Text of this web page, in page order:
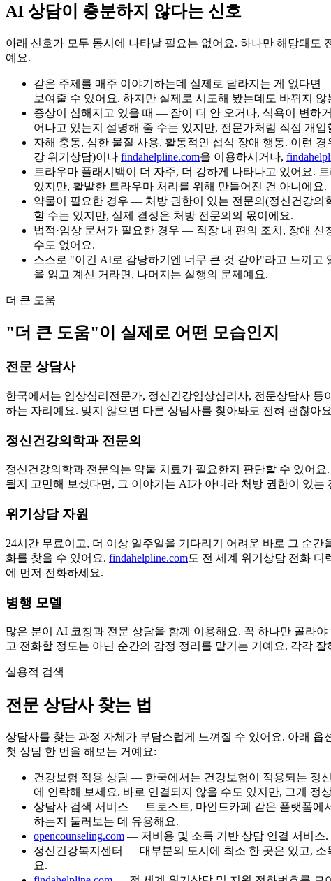
AI 상담이 충분하지 않다는 신호
아래 신호가 모두 동시에 나타날 필요는 없어요. 하나만 해당돼도
예요.
같은 주제를 매주 이야기하는데 실제로 달라지는 게 없다
보여줄 수 있어요. 하지만 실제로 시도해 봤는데도 바뀌지
증상이 심해지고 있을 때 — 잠이 더 안 오거나, 식욕이 변하
어나고 있는지 설명해 줄 수는 있지만, 전문가처럼 직접 개입
자해 충동, 심한 물질 사용, 활동적인 섭식 장애 행동. 이런
강 위기상담)이나 findahelpline.com을 이용하시거나,
트라우마 플래시백이 더 자주, 더 강하게 나타나고 있어요.
있지만, 활발한 트라우마 처리를 위해 만들어진 건 아니에요.
약물이 필요한 경우 — 처방 권한이 있는 전문의(정신건강의
할 수는 있지만, 실제 결정은 처방 전문의의 몫이에요.
법적·임상 문서가 필요한 경우 — 직장 내 편의 조치, 장애
수도 없어요.
스스로 "이건 AI로 감당하기엔 너무 큰 것 같아"라고 느끼
을 읽고 계신 거라면, 나머지는 실행의 문제예요.
더 큰 도움
"더 큰 도움"이 실제로 어떤 모습인지
전문 상담사
한국에서는 임상심리전문가, 정신건강임상심리사, 전문상담사
하는 자리예요. 맞지 않으면 다른 상담사를 찾아봐도 전혀 괜찮아
정신건강의학과 전문의
정신건강의학과 전문의는 약물 치료가 필요한지 판단할 수 있어
될지 고민해 보셨다면, 그 이야기는 AI가 아니라 처방 권한이 있는
위기상담 자원
24시간 무료이고, 더 이상 일주일을 기다리기 어려운 바로 그 순간
화를 찾을 수 있어요. findahelpline.com도 전 세계 위기상담 전화
에 먼저 전화하세요.
병행 모델
많은 분이 AI 코칭과 전문 상담을 함께 이용해요. 꼭 하나만 골라
고 전화할 정도는 아닌 순간의 감정 정리를 맡기는 거예요. 각각
실용적 검색
전문 상담사 찾는 법
상담사를 찾는 과정 자체가 부담스럽게 느껴질 수 있어요. 아래
첫 상담 한 번을 해보는 거예요:
건강보험 적용 상담 — 한국에서는 건강보험이 적용되는 정
에 연락해 보세요. 바로 연결되지 않을 수도 있지만, 그게 정
상담사 검색 서비스 — 트로스트, 마인드카페 같은 플랫폼에
하는지 둘러보는 데 유용해요.
opencounseling.com — 저비용 및 소득 기반 상담 연결 서비스
정신건강복지센터 — 대부분의 도시에 최소 한 곳은 있고,
요.